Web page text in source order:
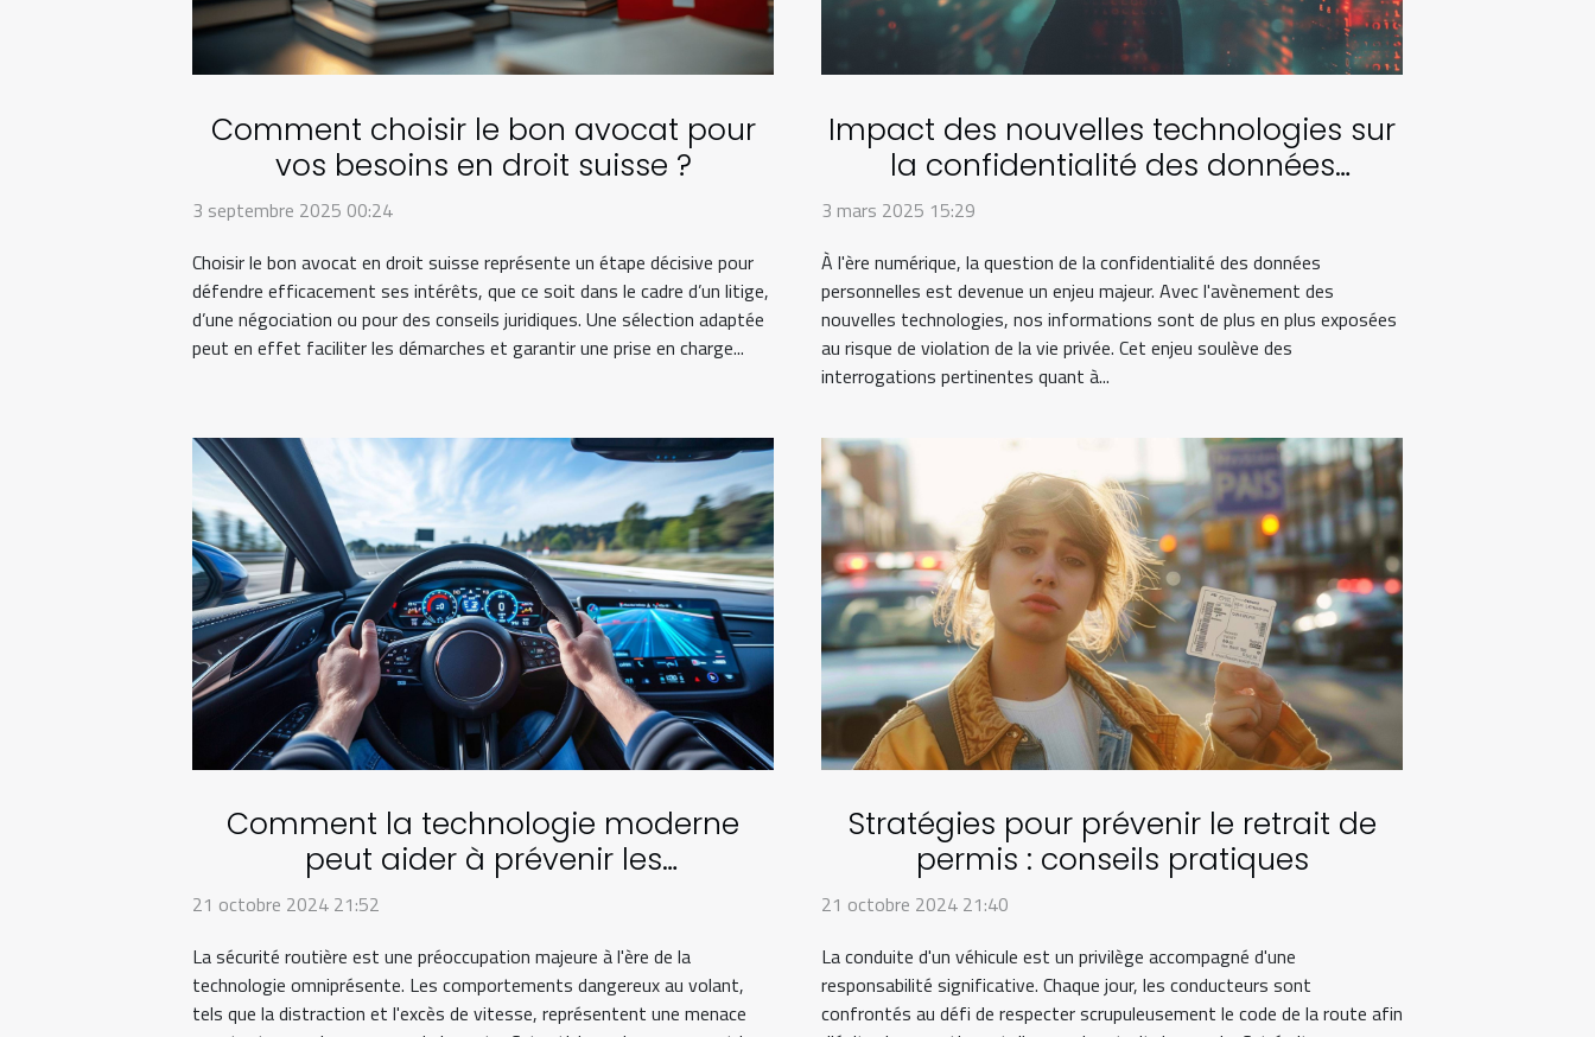
Comment choisir le bon avocat pour
vos besoins en droit suisse ?
3 septembre 2025 00:24
Choisir le bon avocat en droit suisse représente un étape décisive pour
défendre efficacement ses intérêts, que ce soit dans le cadre d’un litige,
d’une négociation ou pour des conseils juridiques. Une sélection adaptée
peut en effet faciliter les démarches et garantir une prise en charge...
Impact des nouvelles technologies sur
la confidentialité des données
3 mars 2025 15:29
À l'ère numérique, la question de la confidentialité des données
personnelles est devenue un enjeu majeur. Avec l'avènement des
nouvelles technologies, nos informations sont de plus en plus exposées
au risque de violation de la vie privée. Cet enjeu soulève des
interrogations pertinentes quant à...
Comment la technologie moderne
peut aider à prévenir les
comportements dangereux au volant
21 octobre 2024 21:52
La sécurité routière est une préoccupation majeure à l'ère de la
technologie omniprésente. Les comportements dangereux au volant,
tels que la distraction et l'excès de vitesse, représentent une menace
Stratégies pour prévenir le retrait de
permis : conseils pratiques
21 octobre 2024 21:40
La conduite d'un véhicule est un privilège accompagné d'une
responsabilité significative. Chaque jour, les conducteurs sont
confrontés au défi de respecter scrupuleusement le code de la route afin